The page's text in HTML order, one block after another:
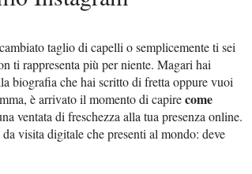
taglio di capelli o semplicemente ti sei
ti rappresenta più per niente. Magari hai
biografia che hai scritto di fretta oppure vuoi
è arrivato il momento di capirecome
ventata di freschezza alla tua presenza online.
visita digitale che presenti al mondo: deve